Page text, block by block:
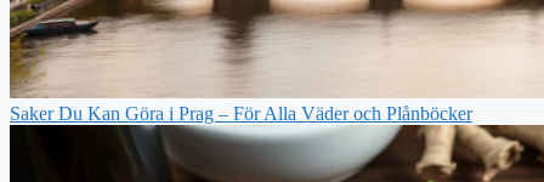
Saker Du Kan Göra i Prag – För Alla Väder och Plånböcker